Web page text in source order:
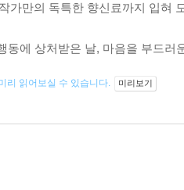
가만의 독특한 향신료까지 입혀
동에 상처받은 날, 마음을 부드
리 읽어보실 수 있습니다. 미리보기